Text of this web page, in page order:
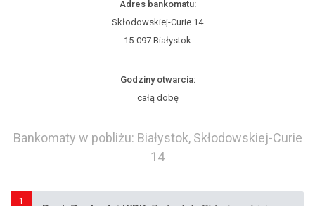
Adres bankomatu:
Skłodowskiej-Curie 14
15-097 Białystok
Godziny otwarcia:
całą dobę
Bankomaty w pobliżu: Białystok, Skłodowskiej-Curie
14
1